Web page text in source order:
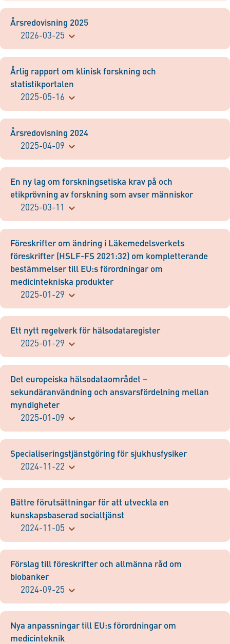
Årsredovisning 2025
2026-03-25
Årlig rapport om klinisk forskning och
statistikportalen
2025-05-16
Årsredovisning 2024
2025-04-09
En ny lag om forskningsetiska krav på och
etikprövning av forskning som avser människor
2025-03-11
Föreskrifter om ändring i Läkemedelsverkets
föreskrifter (HSLF-FS 2021:32) om kompletterande
bestämmelser till EU:s förordningar om
medicintekniska produkter
2025-01-29
Ett nytt regelverk för hälsodataregister
2025-01-29
Det europeiska hälsodataområdet –
sekundäranvändning och ansvarsfördelning mellan
myndigheter
2025-01-09
Specialiseringstjänstgöring för sjukhusfysiker
2024-11-22
Bättre förutsättningar för att utveckla en
kunskapsbaserad socialtjänst
2024-11-05
Förslag till föreskrifter och allmänna råd om
biobanker
2024-09-25
Nya anpassningar till EU:s förordningar om
medicinteknik